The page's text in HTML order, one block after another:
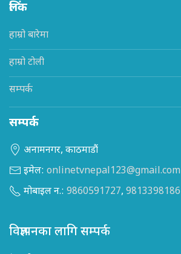
लिंक
हाम्रो बारेमा
हाम्रो टोली
सम्पर्क
सम्पर्क
अनामनगर, काठमाडौं
इमेल: onlinetvnepal123@gmail.com
मोबाइल न.: 9860591727, 9813398186
विज्ञापनका लागि सम्पर्क